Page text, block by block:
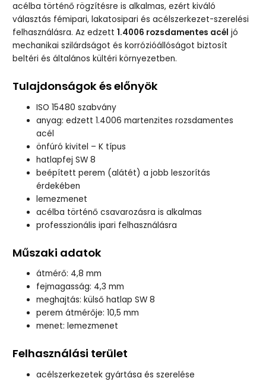
acélba történő rögzítésre is alkalmas, ezért kiváló
választás fémipari, lakatosipari és acélszerkezet-szerelési
felhasználásra. Az edzett1.4006 rozsdamentes acél jó
mechanikai szilárdságot és korrózióállóságot biztosít
beltéri és általános kültéri környezetben.
Tulajdonságok és előnyök
ISO 15480 szabvány
anyag: edzett 1.4006 martenzites rozsdamentes
acél
önfúró kivitel – K típus
hatlapfej SW 8
beépített perem (alátét) a jobb leszorítás
érdekében
lemezmenet
acélba történő csavarozásra is alkalmas
professzionális ipari felhasználásra
Műszaki adatok
átmérő: 4,8 mm
fejmagasság: 4,3 mm
meghajtás: külső hatlap SW 8
perem átmérője: 10,5 mm
menet: lemezmenet
Felhasználási terület
acélszerkezetek gyártása és szerelése